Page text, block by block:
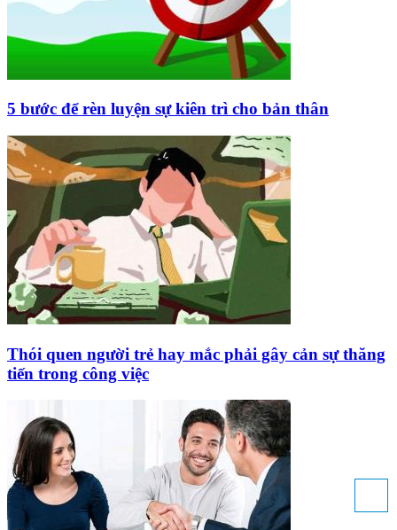
5 bước để rèn luyện sự kiên trì cho bản thân
Thói quen người trẻ hay mắc phải gây cản sự thăng
tiến trong công việc